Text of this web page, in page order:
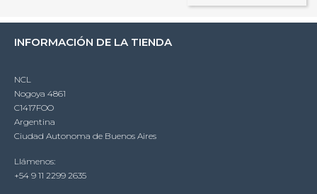
INFORMACIÓN DE LA TIENDA
NCL
Nogoya 4861
C1417FOO
Argentina
Ciudad Autonoma de Buenos Aires
Llámenos:
+54 9 11 2299 2635